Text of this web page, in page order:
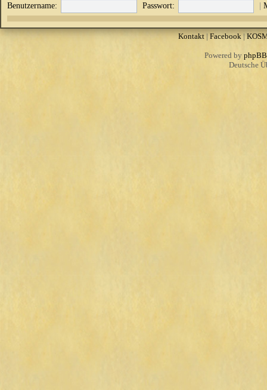
Benutzername: Passwort: |
Kontakt| Facebook|
Powered by phpBB
Deutsche